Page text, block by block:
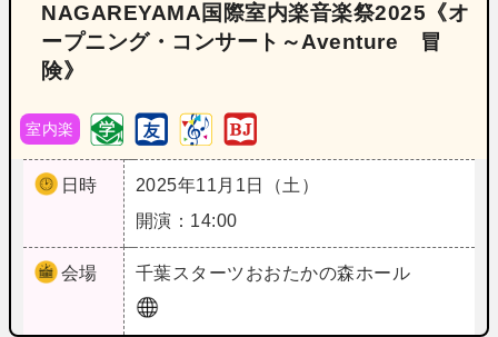
NAGAREYAMA国際室内楽音楽祭2025《オ
ープニング・コンサート～Aventure 冒
険》
室内楽
日時
2025年11月1日（土）
開演：14:00
会場 千葉スターツおおたかの森ホール